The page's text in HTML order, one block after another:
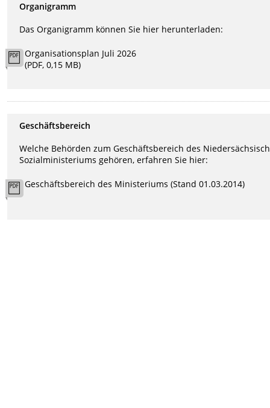
Organigramm
Das Organigramm können Sie hier herunterladen:
Organisationsplan Juli 2026
(PDF, 0,15 MB)
Geschäftsbereich
Welche Behörden zum Geschäftsbereich des
Sozialministeriums gehören, erfahren Sie hier:
Geschäftsbereich des Ministeriums (Stand 01.03.2014)